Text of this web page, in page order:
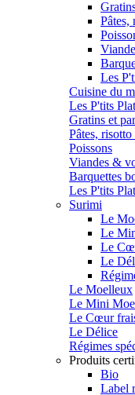
Pâtes,
Les
Cuisine du
Les P'tits
Gratins et
Pâtes, risotto
Poissons
Viandes &
Barquettes
Les P'tits
Surimi
Le
Le
Le
Le
Le Moelleux
Le Mini
Le Cœur
Le Délice
Régimes
Produits
Bio
Label